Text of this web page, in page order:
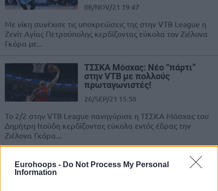
Eurohoops - Do Not Process My Personal
Information
08/NOV/21 19:47
Με νίκη συνέχισε τις υποχρεώσεις της στην VTB League η
Ζενίτ Αγίας Πετρούπολης κερδίζοντας εύκολα τον Ζιέλονα
Γκόρα με...
ΤΣΣΚΑ Μόσχας: Νέο “πάρτι”
στην VTB με πολλούς
πρωταγωνιστές!
26/SEP/21 15:50
Το 2/2 στην VTB League πανηγύρισε η ΤΣΣΚΑ Μόσχας του
Δημήτρη Ιτούδη κερδίζοντας εύκολα εντός έδρας την
Ζιέλονα Γκόρα...
Ζιελόνα Γκόρα: Αντικαταστάτης
του Νίκου Παππά ο Άνταμ Σμιθ